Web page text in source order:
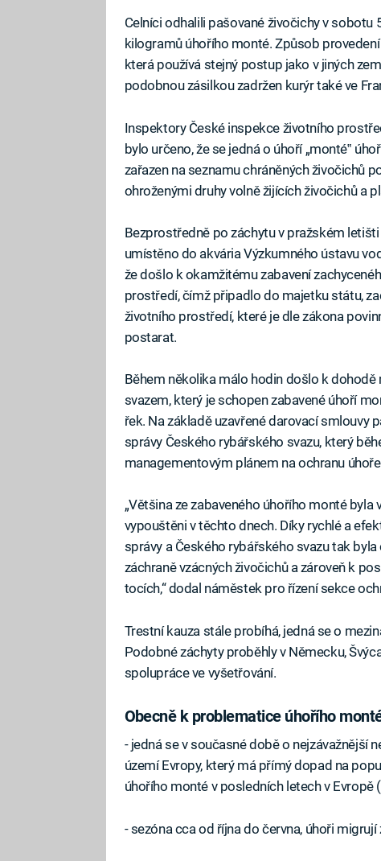
Celníci odhalili pašované živočichy v
kilogramů úhořího monté. Způsob
která používá stejný postup jako v jiných
podobnou zásilkou zadržen kurýr také ve
Inspektory České inspekce životního
bylo určeno, že se jedná o úhoří „monté‟
zařazen na seznamu chráněných živočichů
ohroženými druhy volně žijících živočichů a
Bezprostředně po záchytu v pražském
umístěno do akvária Výzkumného ústavu
že došlo k okamžitému zabavení
prostředí, čímž připadlo do majetku státu,
životního prostředí, které je dle zákona
postarat.
Během několika málo hodin došlo k
svazem, který je schopen zabavené úhoří
řek. Na základě uzavřené darovací smlouvy
správy Českého rybářského svazu, který
managementovým plánem na ochranu
„Většina ze zabaveného úhořího monté
vypouštěni v těchto dnech. Díky rychlé a
správy a Českého rybářského svazu tak
záchraně vzácných živočichů a zároveň k
tocích,“ dodal náměstek pro řízení sekce
Trestní kauza stále probíhá, jedná se o
Podobné záchyty proběhly v Německu,
spolupráce ve vyšetřování.
Obecně k problematice úhořího
- jedná se v současné době o nejzávažnější
území Evropy, který má přímý dopad na
úhořího monté v posledních letech v Evropě
- sezóna cca od října do června, úhoři